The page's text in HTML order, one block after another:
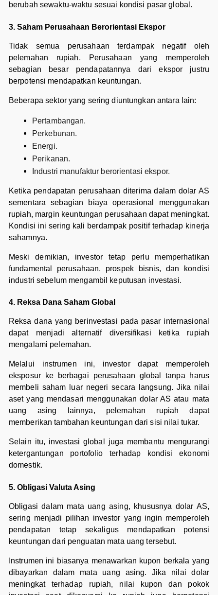
berubah sewaktu-waktu sesuai kondisi pasar global.
3. Saham Perusahaan Berorientasi Ekspor
Tidak semua perusahaan terdampak negatif oleh
pelemahan rupiah. Perusahaan yang memperoleh
sebagian besar pendapatannya dari ekspor justru
berpotensi mendapatkan keuntungan.
Beberapa sektor yang sering diuntungkan antara lain:
Pertambangan.
Perkebunan.
Energi.
Perikanan.
Industri manufaktur berorientasi ekspor.
Ketika pendapatan perusahaan diterima dalam dolar AS
sementara sebagian biaya operasional menggunakan
rupiah, margin keuntungan perusahaan dapat meningkat.
Kondisi ini sering kali berdampak positif terhadap kinerja
sahamnya.
Meski demikian, investor tetap perlu memperhatikan
fundamental perusahaan, prospek bisnis, dan kondisi
industri sebelum mengambil keputusan investasi.
4. Reksa Dana Saham Global
Reksa dana yang berinvestasi pada pasar internasional
dapat menjadi alternatif diversifikasi ketika rupiah
mengalami pelemahan.
Melalui instrumen ini, investor dapat memperoleh
eksposur ke berbagai perusahaan global tanpa harus
membeli saham luar negeri secara langsung. Jika nilai
aset yang mendasari menggunakan dolar AS atau mata
uang asing lainnya, pelemahan rupiah dapat
memberikan tambahan keuntungan dari sisi nilai tukar.
Selain itu, investasi global juga membantu mengurangi
ketergantungan portofolio terhadap kondisi ekonomi
domestik.
5. Obligasi Valuta Asing
Obligasi dalam mata uang asing, khususnya dolar AS,
sering menjadi pilihan investor yang ingin memperoleh
pendapatan tetap sekaligus mendapatkan potensi
keuntungan dari penguatan mata uang tersebut.
Instrumen ini biasanya menawarkan kupon berkala yang
dibayarkan dalam mata uang asing. Jika nilai dolar
meningkat terhadap rupiah, nilai kupon dan pokok